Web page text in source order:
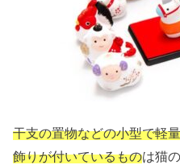
干支の置物などの小型で軽
飾りが付いているものは猫